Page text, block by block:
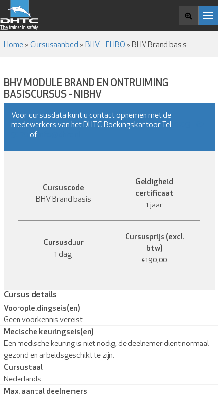
CURSUSAANBOD
OVER DHTC
VACATURES
NIEUWS EN MEDIA
Zoek en boek
Home» Cursusaanbod » BHV - EHBO » BHV Brand basis
BHV MODULE BRAND EN ONTRUIMING
BASISCURSUS - NIBHV
Voor cursusdata kunt u contact opnemen met de
medewerkers van het DHTC Boekingskantoor Tel.
of
Cursuscode
BHV Brand basis
Geldigheid
certificaat
1 jaar
Cursusduur
1 dag
Cursusprijs (excl.
btw)
€190,00
Cursus details
Vooropleidingseis(en)
Geen voorkennis vereist.
Medische keuringseis(en)
Een medische keuring is niet nodig, de deelnemer dient normaal
gezond en arbeidsgeschikt te zijn.
Cursustaal
Nederlands
Max. aantal deelnemers